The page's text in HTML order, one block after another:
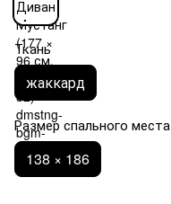
Ткань
жаккард
Размер спального места
138 × 186